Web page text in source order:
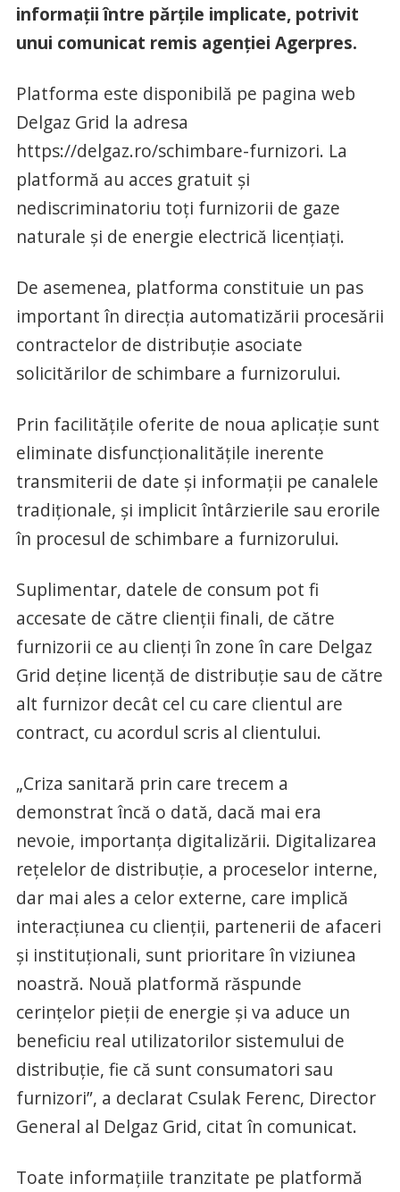
informaţii între părţile implicate, potrivit
unui comunicat remis agenției Agerpres.
Platforma este disponibilă pe pagina web
Delgaz Grid la adresa
https://delgaz.ro/schimbare-furnizori. La
platformă au acces gratuit şi
nediscriminatoriu toţi furnizorii de gaze
naturale şi de energie electrică licenţiaţi.
De asemenea, platforma constituie un pas
important în direcţia automatizării procesării
contractelor de distribuţie asociate
solicitărilor de schimbare a furnizorului.
Prin facilităţile oferite de noua aplicaţie sunt
eliminate disfuncţionalităţile inerente
transmiterii de date şi informaţii pe canalele
tradiţionale, şi implicit întârzierile sau erorile
în procesul de schimbare a furnizorului.
Suplimentar, datele de consum pot fi
accesate de către clienţii finali, de către
furnizorii ce au clienţi în zone în care Delgaz
Grid deţine licenţă de distribuţie sau de către
alt furnizor decât cel cu care clientul are
contract, cu acordul scris al clientului.
„Criza sanitară prin care trecem a
demonstrat încă o dată, dacă mai era
nevoie, importanţa digitalizării. Digitalizarea
reţelelor de distribuţie, a proceselor interne,
dar mai ales a celor externe, care implică
interacţiunea cu clienţii, partenerii de afaceri
şi instituţionali, sunt prioritare în viziunea
noastră. Nouă platformă răspunde
cerinţelor pieţii de energie şi va aduce un
beneficiu real utilizatorilor sistemului de
distribuţie, fie că sunt consumatori sau
furnizori”, a declarat Csulak Ferenc, Director
General al Delgaz Grid, citat în comunicat.
Toate informaţiile tranzitate pe platformă